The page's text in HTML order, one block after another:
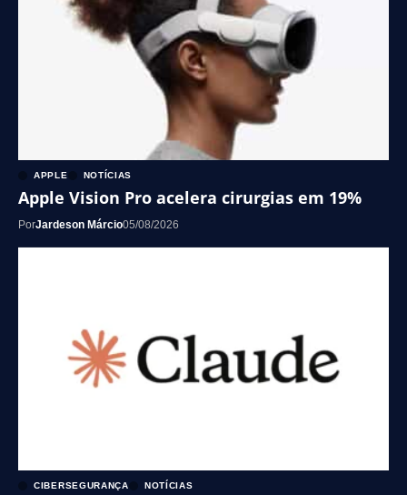
APPLE NOTÍCIAS
Apple Vision Pro acelera cirurgias em 19%
PorJardeson Márcio05/08/2026
CIBERSEGURANÇA NOTÍCIAS